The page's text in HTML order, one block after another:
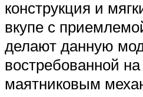
конструкция и
вкупе с
делают данную
востребованной
маятниковым